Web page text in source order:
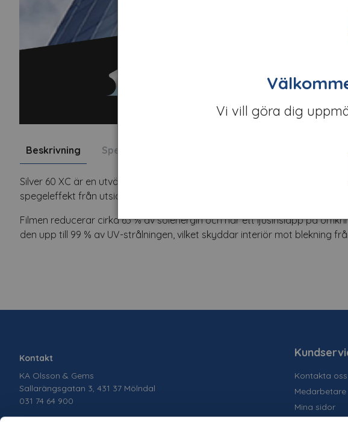
Beskrivning Specifikation
Silver 60 XC är en utvändig solskyddsfilm som effektivt minskar solens
spegeleffekt från utsidan som ger insynsskydd under dagtid och bidrar
Filmen reducerar cirka 63 % av solenergin och har ett ljusinsläpp på
den upp till 99 % av UV-strålningen, vilket skyddar interiör mot blekning
Kontakt
KA Olsson & Gems
Sallarängsgatan 3, 431 37 Mölndal
031 74 64 900
Kontakta oss
Medarbetare
Mina sidor
Vi vill göra dig